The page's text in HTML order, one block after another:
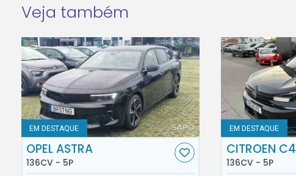
Veja também
EM DESTAQUE
OPEL ASTRA
136CV - 5P
EM DESTAQUE
CITROEN C4
136CV - 5P